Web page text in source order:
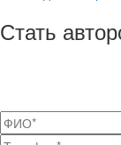
Стать